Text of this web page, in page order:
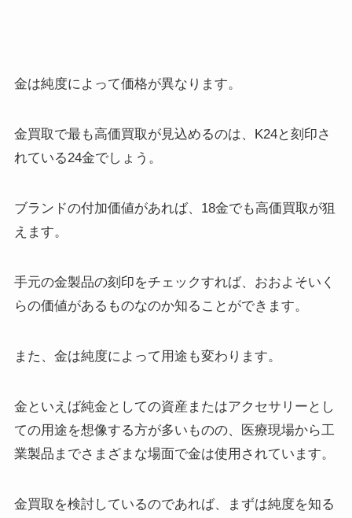
金は純度によって価格が異なります。
金買取で最も高価買取が見込めるのは、K24と刻印さ
れている24金でしょう。
ブランドの付加価値があれば、18金でも高価買取が狙
えます。
手元の金製品の刻印をチェックすれば、おおよそいく
らの価値があるものなのか知ることができます。
また、金は純度によって用途も変わります。
金といえば純金としての資産またはアクセサリーとし
ての用途を想像する方が多いものの、医療現場から工
業製品までさまざまな場面で金は使用されています。
金買取を検討しているのであれば、まずは純度を知る